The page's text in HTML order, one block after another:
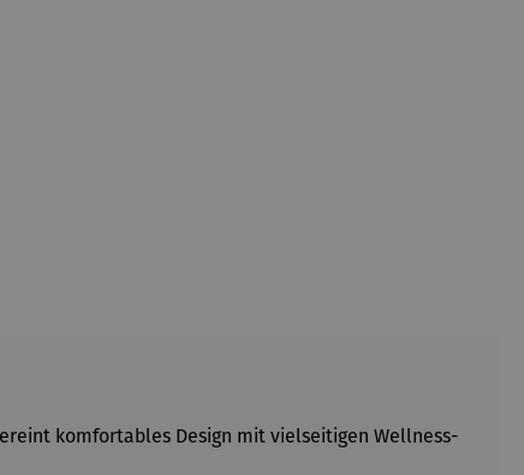
komfortables Design mit vielseitigen Wellness-